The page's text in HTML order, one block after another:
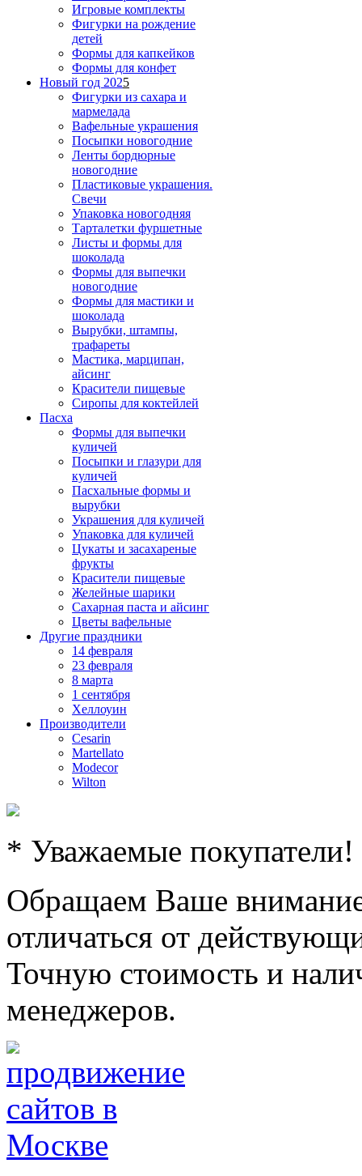
Игровые комплекты
Фигурки на рождение
детей
Формы для капкейков
Формы для конфет
Новый год 2025
Фигурки из сахара и
мармелада
Вафельные украшения
Посыпки новогодние
Ленты бордюрные
новогодние
Пластиковые украшения.
Свечи
Упаковка новогодняя
Тарталетки фуршетные
Листы и формы для
шоколада
Формы для выпечки
новогодние
Формы для мастики и
шоколада
Вырубки, штампы,
трафареты
Мастика, марципан,
айсинг
Красители пищевые
Сиропы для коктейлей
Пасха
Формы для выпечки
куличей
Посыпки и глазури для
куличей
Пасхальные формы и
вырубки
Украшения для куличей
Упаковка для куличей
Цукаты и засахареные
фрукты
Красители пищевые
Желейные шарики
Сахарная паста и айсинг
Цветы вафельные
Другие праздники
14 февраля
23 февраля
8 марта
1 сентября
Хеллоуин
Производители
Cesarin
Martellato
Modecor
Wilton
* Уважаемые покупатели!
Обращаем Ваше
отличаться от
Точную стоимость и
менеджеров.